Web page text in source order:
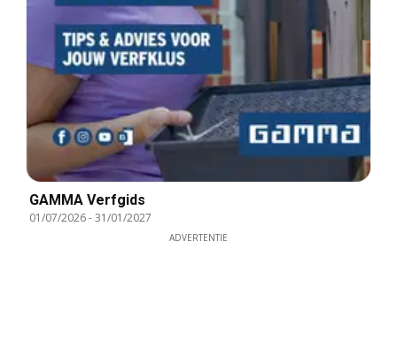
GAMMA Verfgids
01/07/2026-31/01/2027
ADVERTENTIE